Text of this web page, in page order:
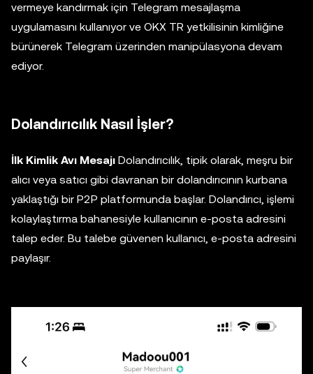
vermeye kandırmak için Telegram mesajlaşma
uygulamasını kullanıyor ve OKX TR yetkilisinin kimliğine
bürünerek Telegram üzerinden manipülasyona devam
ediyor.
Dolandırıcılık Nasıl İşler?
İlk Kimlik Avı Mesajı Dolandırıcılık, tipik olarak, meşru bir
alıcı veya satıcı gibi davranan bir dolandırıcının kurbana
yaklaştığı bir P2P platformunda başlar. Dolandırıcı, işlemi
kolaylaştırma bahanesiyle kullanıcının e-posta adresini
talep eder. Bu talebe güvenen kullanıcı, e-posta adresini
paylaşır.